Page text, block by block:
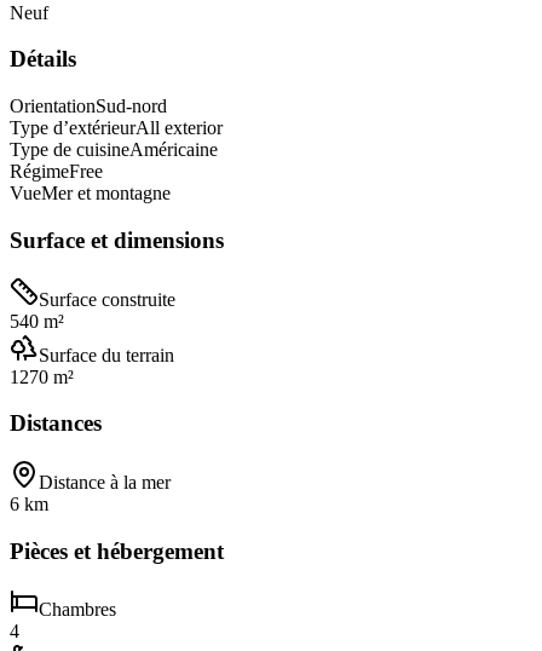
Neuf
Détails
OrientationSud-nord
Type d’extérieurAll exterior
Type de cuisineAméricaine
RégimeFree
VueMer et montagne
Surface et dimensions
Surface construite
540 m²
Surface du terrain
1270 m²
Distances
Distance à la mer
6 km
Pièces et hébergement
Chambres
4